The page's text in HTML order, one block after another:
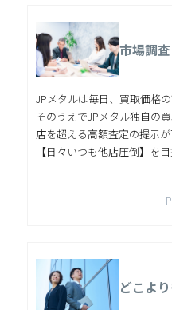
市場調査
JPメタルは毎日、買取価格
そのうえでJPメタル独自の
店を超える高額査定の提示
【日々いつも他店圧倒】を目
どこよ